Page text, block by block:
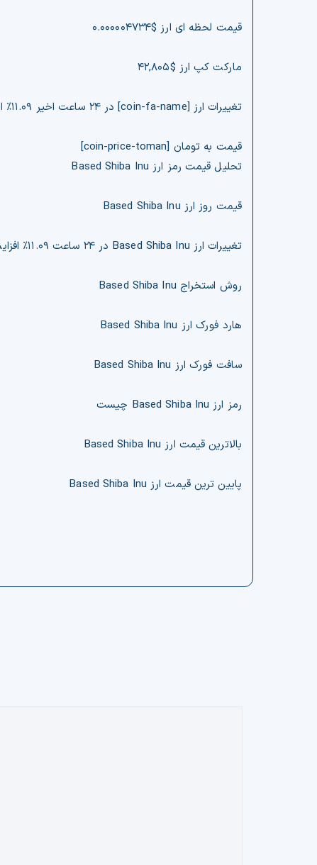
قیمت لحظه ای ارز $۰.۰۰۰۰۰۴۷۳۴
مارکت کپ ارز $۴۲,۸۰۵
تغییرات ارز [coin-fa-name] در ۲۴ ساعت اخیر ۱۱.۰۹% افزایش قیمت
قیمت به تومان [coin-price-toman]
تحلیل قیمت رمز ارز Based Shiba Inu
قیمت روز ارز Based Shiba Inu
تغییرات ارز Based Shiba Inu در ۲۴ ساعت ۱۱.۰۹% افزایش قیمت
روش استخراج Based Shiba Inu
هارد فورک ارز Based Shiba Inu
سافت فورک ارز Based Shiba Inu
رمز ارز Based Shiba Inu چیست
بالاترین قیمت ارز Based Shiba Inu
پایین ترین قیمت ارز Based Shiba Inu